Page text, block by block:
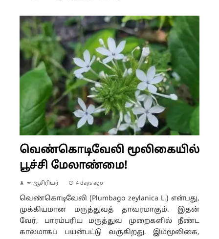
வெண்கொடிவேலி மூலிகையில்
பூச்சி மேலாண்மை!
✒ ஆசிரியர் 4 days ago
வெண்கொடிவேலி (Plumbago zeylanica L.) என்பது,
முக்கியமான மருத்துவத் தாவரமாகும். இதன்
வேர், பாரம்பரிய மருத்துவ முறைகளில் நீண்ட
காலமாகப் பயன்பட்டு வருகிறது. இம்மூலிகை,